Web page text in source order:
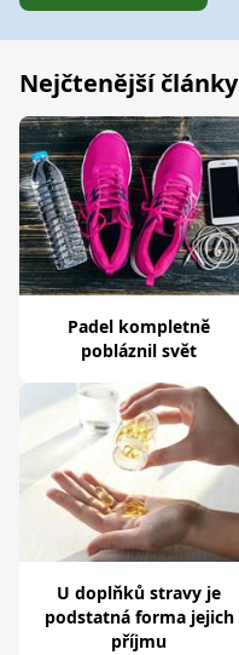
Nejčtenější články
Padel kompletně
pobláznil svět
U doplňků stravy je
podstatná forma jejich
příjmu